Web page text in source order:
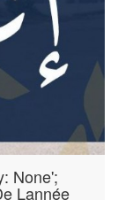
None';
Lannée